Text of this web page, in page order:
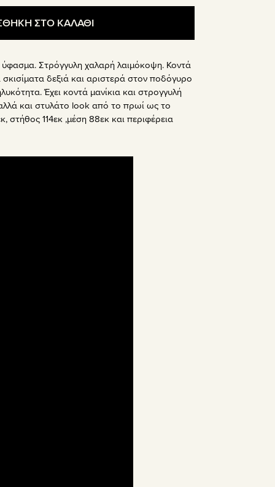
ΣΤΟ ΚΑΛΑΘΙ
Στρόγγυλη χαλαρή λαιμόκοψη. Κοντά
σκισίματα δεξιά και αριστερά στον ποδόγυρο
Έχει κοντά μανίκια και στρογγυλή
και στυλάτο look από το πρωί ως το
στήθος 114εκ ,μέση 88εκ και περιφέρεια